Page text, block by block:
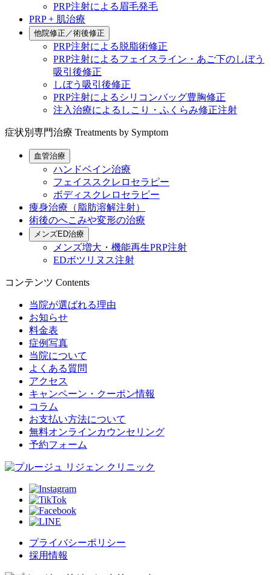
PRP注射による眉毛発毛
PRP + 肌治療
他院修正／術後修正
PRP注射による脱脂術修正
PRP注射によるフェイスライン・あご下のしぼう
吸引後修正
しぼう吸引後修正
PRP注射によるシリコンバッグ豊胸修正
注入治療によるしこり・ふくらみ修正注射
症状別専門治療 Treatments by Symptom
血管治療
ハンドベイン治療
フェイススクレロセラピー
ボディスクレロセラピー
痩身治療（脂肪溶解注射）
術後のへこみや変形の治療
メンズED治療
メンズ増大・機能再生PRP注射
EDボツリヌス注射
コンテンツ Contents
当院が選ばれる理由
お知らせ
料金表
症例写真
当院について
よくある質問
アクセス
キャンペーン・クーポン情報
コラム
お支払い方法について
無料オンラインカウンセリング
予約フォーム
プライバシーポリシー
採用情報